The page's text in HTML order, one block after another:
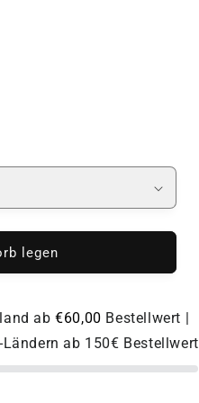
legen
ab€60,00 Bestellwert |
ab 150€ Bestellwert